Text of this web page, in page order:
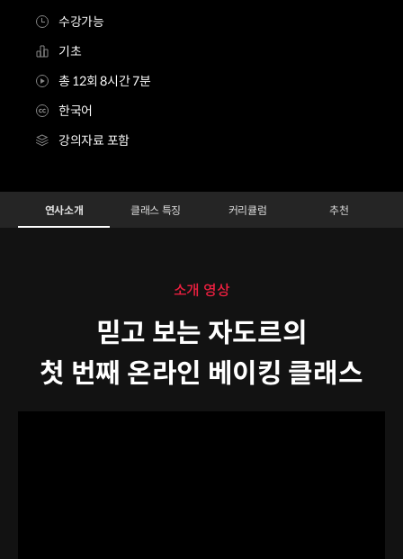
수강가능
기초
총 12회 8시간 7분
한국어
강의자료 포함
디저트 크리에이터 자도르 Details
Configuration Information Shortcuts
연사소개 클래스 특징 커리큘럼 추천
소개 영상
믿고 보는 자도르의
첫 번째 온라인 베이킹 클래스